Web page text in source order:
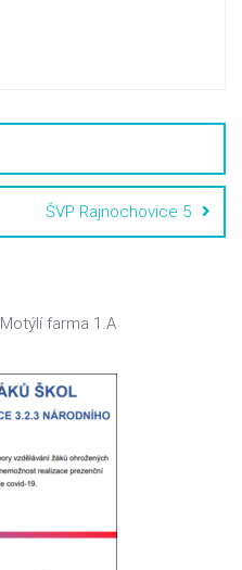
ŠVP Rajnochovice 5
Motýlí farma 1.A